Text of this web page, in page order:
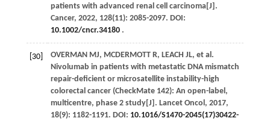
patients with advanced renal cell carcinoma[J].
Cancer, 2022, 128(11): 2085-2097. DOI:
10.1002/cncr.34180.
[30] OVERMAN MJ, MCDERMOTT R, LEACH JL, et al.
Nivolumab in patients with metastatic DNA mismatch
repair-deficient or microsatellite instability-high
colorectal cancer (CheckMate 142): An open-label,
multicentre, phase 2 study[J]. Lancet Oncol, 2017,
18(9): 1182-1191. DOI: 10.1016/S1470-2045(17)30422-